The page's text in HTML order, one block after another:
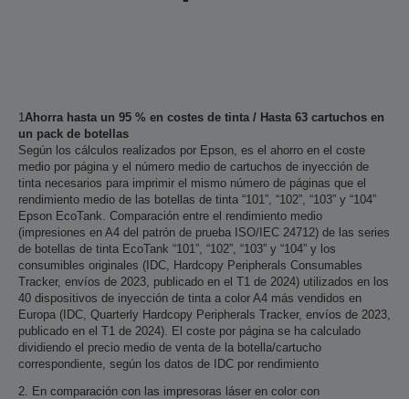
1Ahorra hasta un 95 % en costes de tinta / Hasta 63 cartuchos en
un pack de botellas
Según los cálculos realizados por Epson, es el ahorro en el coste
medio por página y el número medio de cartuchos de inyección de
tinta necesarios para imprimir el mismo número de páginas que el
rendimiento medio de las botellas de tinta “101”, “102”, “103” y “104”
Epson EcoTank. Comparación entre el rendimiento medio
(impresiones en A4 del patrón de prueba ISO/IEC 24712) de las series
de botellas de tinta EcoTank “101”, “102”, “103” y “104” y los
consumibles originales (IDC, Hardcopy Peripherals Consumables
Tracker, envíos de 2023, publicado en el T1 de 2024) utilizados en los
40 dispositivos de inyección de tinta a color A4 más vendidos en
Europa (IDC, Quarterly Hardcopy Peripherals Tracker, envíos de 2023,
publicado en el T1 de 2024). El coste por página se ha calculado
dividiendo el precio medio de venta de la botella/cartucho
correspondiente, según los datos de IDC por rendimiento
2. En comparación con las impresoras láser en color con